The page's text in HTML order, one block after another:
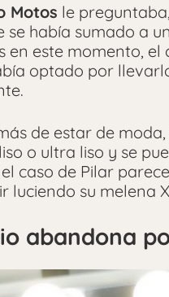
Motos le preguntaba,
se había sumado a
en este momento,
optado por
de estar de
o ultra liso y se
caso de Pilar
luciendo su melena
abandona